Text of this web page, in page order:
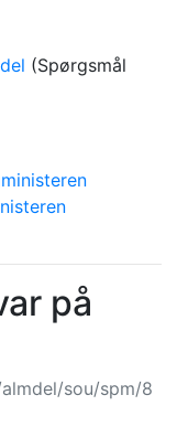
(Spørgsmål
på
sou/spm/8